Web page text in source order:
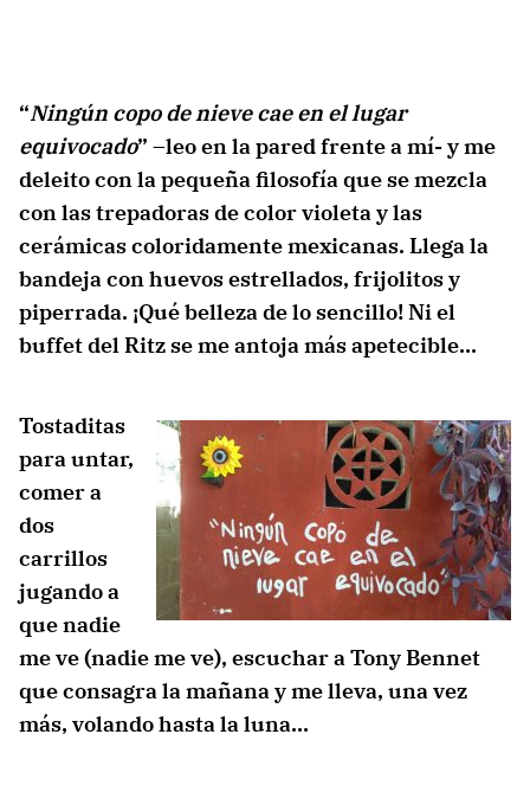
“Ningún copo de nieve cae en el lugar
equivocado” –leo en la pared frente a mí- y me
deleito con la pequeña filosofía que se mezcla
con las trepadoras de color violeta y las
cerámicas coloridamente mexicanas. Llega la
bandeja con huevos estrellados, frijolitos y
piperrada. ¡Qué belleza de lo sencillo! Ni el
buffet del Ritz se me antoja más apetecible…
Tostaditas
para untar,
comer a
dos
carrillos
jugando a
que nadie
me ve (nadie me ve), escuchar a Tony Bennet
que consagra la mañana y me lleva, una vez
más, volando hasta la luna…